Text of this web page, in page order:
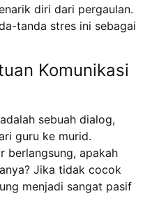
diri dari pergaulan.
tanda stres ini sebagai
Komunikasi
sebuah dialog,
guru ke murid.
berlangsung, apakah
Jika tidak cocok
menjadi sangat pasif